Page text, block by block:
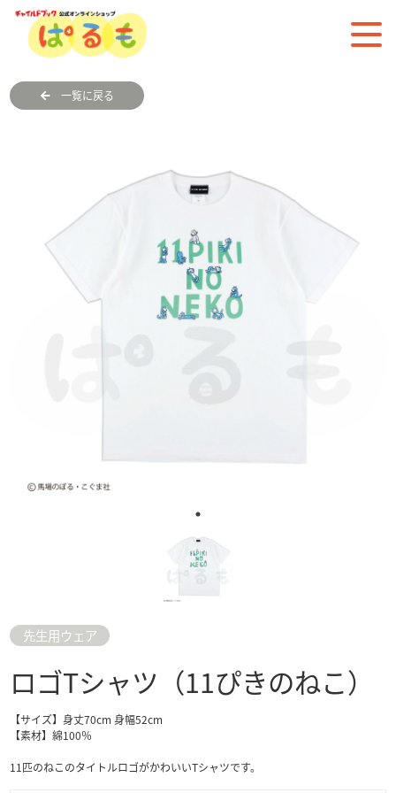
一覧に戻る
先生用ウェア
ロゴTシャツ（11ぴきのねこ）
【サイズ】身丈70cm 身幅52cm
【素材】綿100％
11匹のねこのタイトルロゴがかわいいTシャツです。